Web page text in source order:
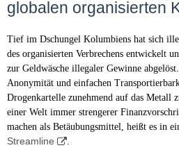
globalen organisierten
Tief im Dschungel Kolumbiens hat sich
des organisierten Verbrechens entwickelt
zur Geldwäsche illegaler Gewinne
Anonymität und einfachen
Drogenkartelle zunehmend auf das Metall
einer Welt immer strengerer
machen als Betäubungsmittel, heißt es in
Streamline
.